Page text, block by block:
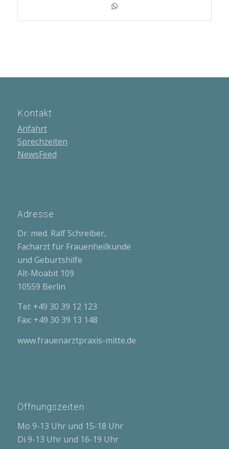
Kontakt
Anfahrt
Sprechzeiten
NewsFeed
Adresse
Dr. med. Ralf Schreiber,
Facharzt für Frauenheilkunde
und Geburtshilfe
Alt-Moabit 109
10559 Berlin
Tel: +49 30 39 12 123
Fax: +49 30 39 13 148
www.frauenarztpraxis-mitte.de
Öffnungszeiten
Mo 9-13 Uhr und 15-18 Uhr
Di 9-13 Uhr und 16-19 Uhr